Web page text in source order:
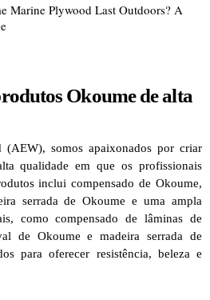
Marine Plywood Last Outdoors? A
Okoume de alta
(AEW), somos apaixonados por criar
qualidade em que os profissionais
inclui compensado de Okoume,
serrada de Okoume e uma ampla
como compensado de lâminas de
de Okoume e madeira serrada de
para oferecer resistência, beleza e